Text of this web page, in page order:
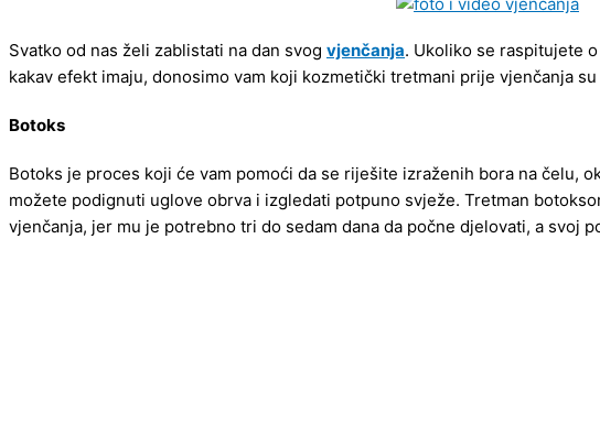
Svatko od nas želi zablistati na dan svog vjenčanja. Ukoliko se raspitujete
kakav efekt imaju, donosimo vam koji kozmetički tretmani prije vjenčanja
Botoks
Botoks je proces koji će vam pomoći da se riješite izraženih bora na čelu,
možete podignuti uglove obrva i izgledati potpuno svježe. Tretman
vjenčanja, jer mu je potrebno tri do sedam dana da počne djelovati, a svoj